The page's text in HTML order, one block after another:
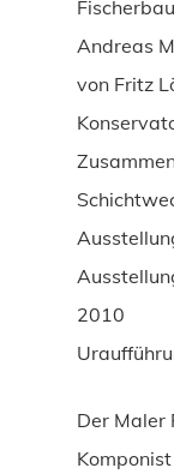
Andreas
von Fritz
2010
Der Maler